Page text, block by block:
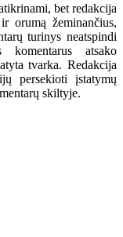
bet redakcija
orumą žeminančius,
turinys neatspindi
komentarus atsako
tvarka. Redakcija
persekioti įstatymų
skiltyje.